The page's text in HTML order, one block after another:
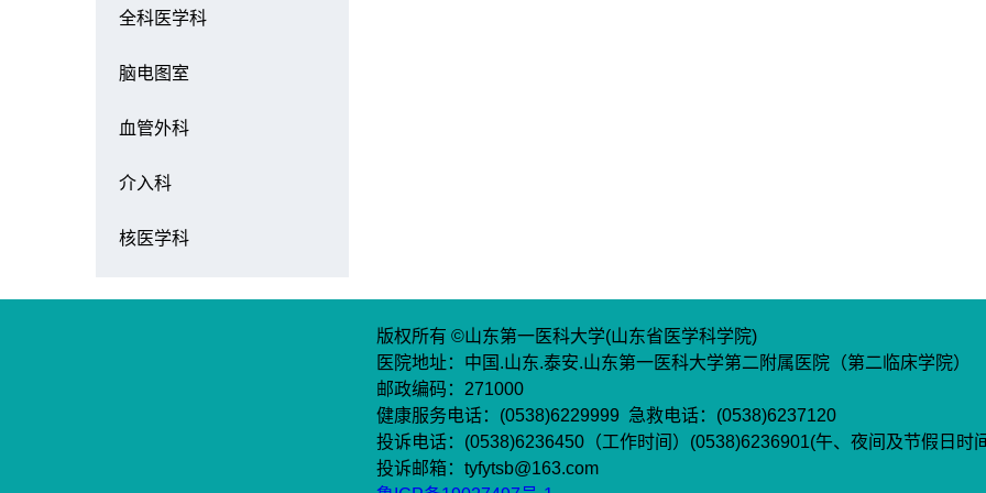
全科医学科
脑电图室
血管外科
介入科
核医学科
版权所有 ©山东第一医科大学(山东省医学科学院)
医院地址：中国.山东.泰安.山东第一医科大学第二附属医院（第二临床学院）
邮政编码：271000
健康服务电话：(0538)6229999 急救电话：(0538)6237120
投诉电话：(0538)6236450（工作时间）(0538)6236901(午、夜间及节假日时
投诉邮箱：tyfytsb@163.com